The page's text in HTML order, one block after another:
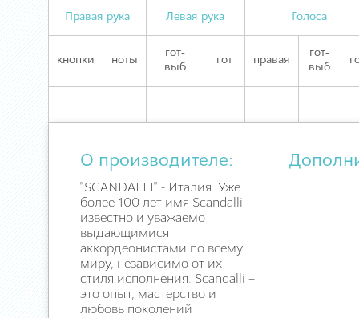
Правая рука Левая рука Голоса
кнопки ноты
гот-
выб
гот правая
гот-
выб
О производителе:
"SCANDALLI" - Италия. Уже
более 100 лет имя Scandalli
известно и уважаемо
выдающимися
аккордеонистами по всему
миру, независимо от их
стиля исполнения. Scandalli –
это опыт, мастерство и
любовь поколений